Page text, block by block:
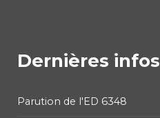
Dernières infos
Parution de l'ED 6348